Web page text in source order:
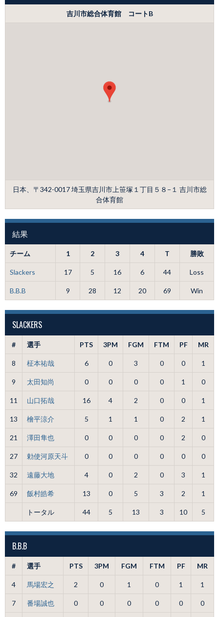
吉川市総合体育館 コートB
日本、〒342-0017 埼玉県吉川市上笹塚１丁目５８−１ 吉川市総
合体育館
結果
チーム 1 2 3 4 T 勝敗
Slackers 17 5 16 6 44 Loss
B.B.B 9 28 12 20 69 Win
SLACKERS
# 選手 PTS 3PM FGM FTM PF MR
8 柾本祐哉 6 0 3 0 0 1
9 太田知尚 0 0 0 0 1 0
11 山口拓哉 16 4 2 0 0 1
13 檜平涼介 5 1 1 0 2 1
21 澤田隼也 0 0 0 0 2 0
27 勅使河原天斗 0 0 0 0 0 0
32 遠藤大地 4 0 2 0 3 1
69 飯村皓希 13 0 5 3 2 1
トータル 44 5 13 3 10 5
B.B.B
# 選手 PTS 3PM FGM FTM PF MR
4 馬場宏之 2 0 1 0 1 1
7 番場誠也 0 0 0 0 0 0